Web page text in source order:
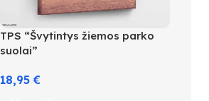
TPS “Švytintys žiemos parko
suolai”
18,95€